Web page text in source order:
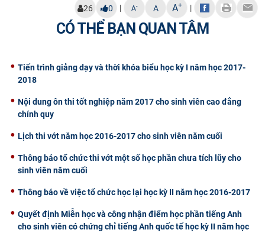
26 0 | A- A A+ |
CÓ THỂ BẠN QUAN TÂM
Tiến trình giảng dạy và thời khóa biểu học kỳ I năm học 2017-
2018
Nội dung ôn thi tốt nghiệp năm 2017 cho sinh viên cao đẳng
chính quy
Lịch thi vớt năm học 2016-2017 cho sinh viên năm cuối
Thông báo tổ chức thi vớt một số học phần chưa tích lũy cho
sinh viên năm cuối
Thông báo về việc tổ chức học lại học kỳ II năm học 2016-2017
Quyết định Miễn học và công nhận điểm học phần tiếng Anh
cho sinh viên có chứng chỉ tiếng Anh quốc tế học kỳ II năm học